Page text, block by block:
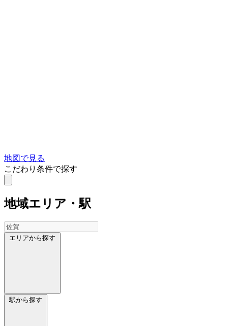
地図で見る
こだわり条件で探す
地域エリア・駅
エリアから探す
駅から探す